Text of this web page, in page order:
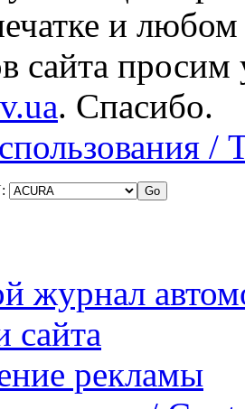
и
сайта просим
. Спасибо.
/
журнал
сайта
рекламы